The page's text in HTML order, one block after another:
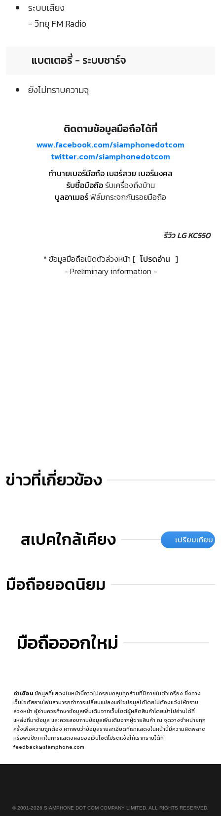
ระบบเสียง
- วิทยุ FM Radio
แบตเตอรี่ - ระบบชาร์จ
ยังไม่ทราบความจุ
ติดตามข้อมูลมือถือได้ที่
www.facebook.com/siamphonedotcom
twitter.com/siamphonedotcom
ทำนายเบอร์มือถือ เบอร์สวย เบอร์มงคล
รับซื้อมือถือรับเครื่องถึงบ้าน
บูลอาเมอร์ฟิล์มกระจกกันรอยมือถือ
รีวิว LG KC550
* ข้อมูลมือถือเปิดตัวล่วงหน้า [ โปรดอ่าน ]
- Preliminary information -
ข่าวที่เกี่ยวข้อง
สเปคใกล้เคียง เปรียบเทียบ
มือถือยอดนิยม
มือถือออกใหม่
คำเตือนข้อมูลที่แสดงในหน้านี้อาจไม่ครอบคลุมทุกส่วนที่มีภายในตัวเครื่อง ซึ่งทาง
เว็บไซต์สยามโฟนสามารถทำการเปลี่ยนแปลงแก้ไขข้อมูลได้โดยไม่ต้องแจ้งให้ทราบ
ล่วงหน้า ผู้อ่านควรศึกษาข้อมูลเพิ่มเติมจากเว็บไซต์ผู้ผลิตสินค้าโดยเข้าไปอ่านได้ที่
แหล่งที่มาข้อมูล และควรสอบถามข้อมูลเพิ่มเติมจากผู้ขายสินค้า ณ จุดวางจำหน่ายทุก
ครั้งเพื่อความถูกต้อง หากพบว่าข้อมูลรายละเอียดที่เราแสดงในหน้านี้มีความผิดพลาด
หรือพบปัญหาในการแสดงผลของเว็บไซต์โปรดแจ้งให้เราทราบได้ที่
feedback@siamphone.com
© 2001-2026 SIAMPHONE DOT COM COMPANY LIMITED. ALL RIGHTS RESERVED.